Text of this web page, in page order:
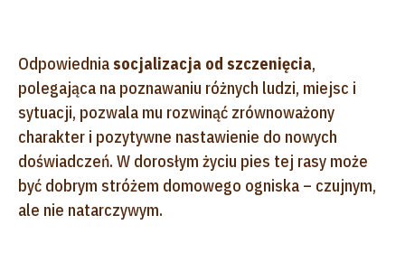
Odpowiedniasocjalizacja od szczenięcia,
polegająca na poznawaniu różnych ludzi, miejsc i
sytuacji, pozwala mu rozwinąć zrównoważony
charakter i pozytywne nastawienie do nowych
doświadczeń. W dorosłym życiu pies tej rasy może
być dobrym stróżem domowego ogniska – czujnym,
ale nie natarczywym.